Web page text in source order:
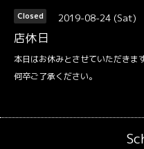
Closed 2019-08-24 (Sat)
店休日
本日はお休みとさせていただきま
何卒ご了承ください。